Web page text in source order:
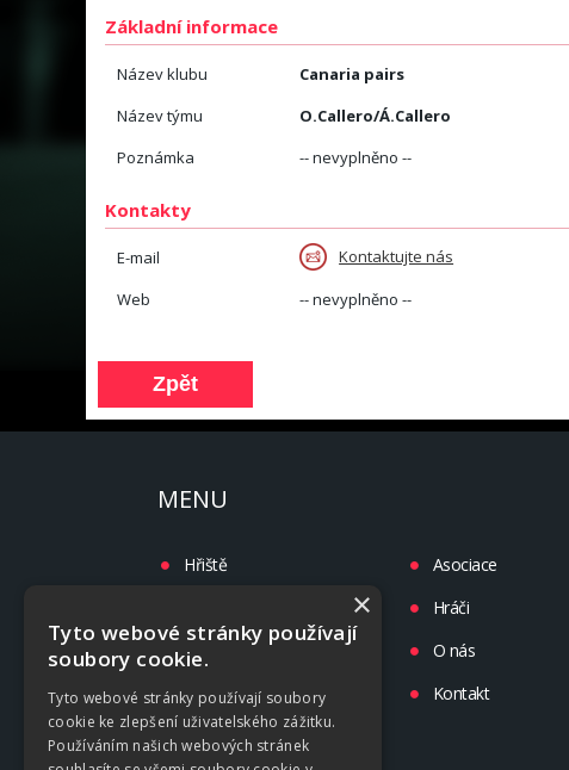
Základní informace
Název klubu
Canaria pairs
Název týmu
O.Callero/Á.Callero
Poznámka
-- nevyplněno --
Kontakty
E-mail
Kontaktujte nás
Web
-- nevyplněno --
MENU
Hřiště
Liga
Tréninky
Kluby
Asociace
Hráči
O nás
Kontakt
×
Tyto webové stránky používají
soubory cookie.
Tyto webové stránky používají soubory
cookie ke zlepšení uživatelského zážitku.
Používáním našich webových stránek